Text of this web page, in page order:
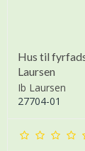
Hus til
Laursen
Ib Laursen
27704-01